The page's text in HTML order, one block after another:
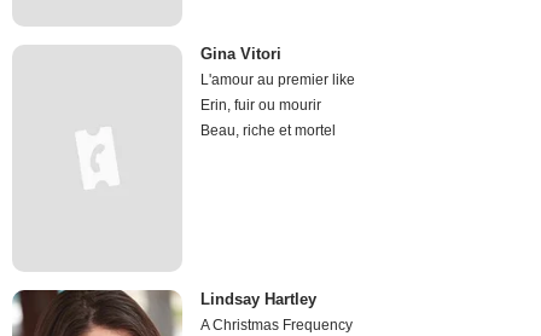
Gina Vitori
L'amour au premier like
Erin, fuir ou mourir
Beau, riche et mortel
Lindsay Hartley
A Christmas Frequency